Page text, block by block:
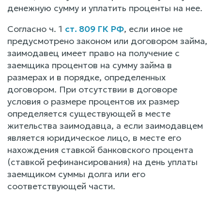
денежную сумму и уплатить проценты на нее.
Согласно ч. 1 ст. 809 ГК РФ, если иное не
предусмотрено законом или договором займа,
заимодавец имеет право на получение с
заемщика процентов на сумму займа в
размерах и в порядке, определенных
договором. При отсутствии в договоре
условия о размере процентов их размер
определяется существующей в месте
жительства заимодавца, а если заимодавцем
является юридическое лицо, в месте его
нахождения ставкой банковского процента
(ставкой рефинансирования) на день уплаты
заемщиком суммы долга или его
соответствующей части.